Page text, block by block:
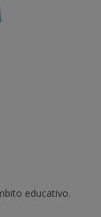
educativo.